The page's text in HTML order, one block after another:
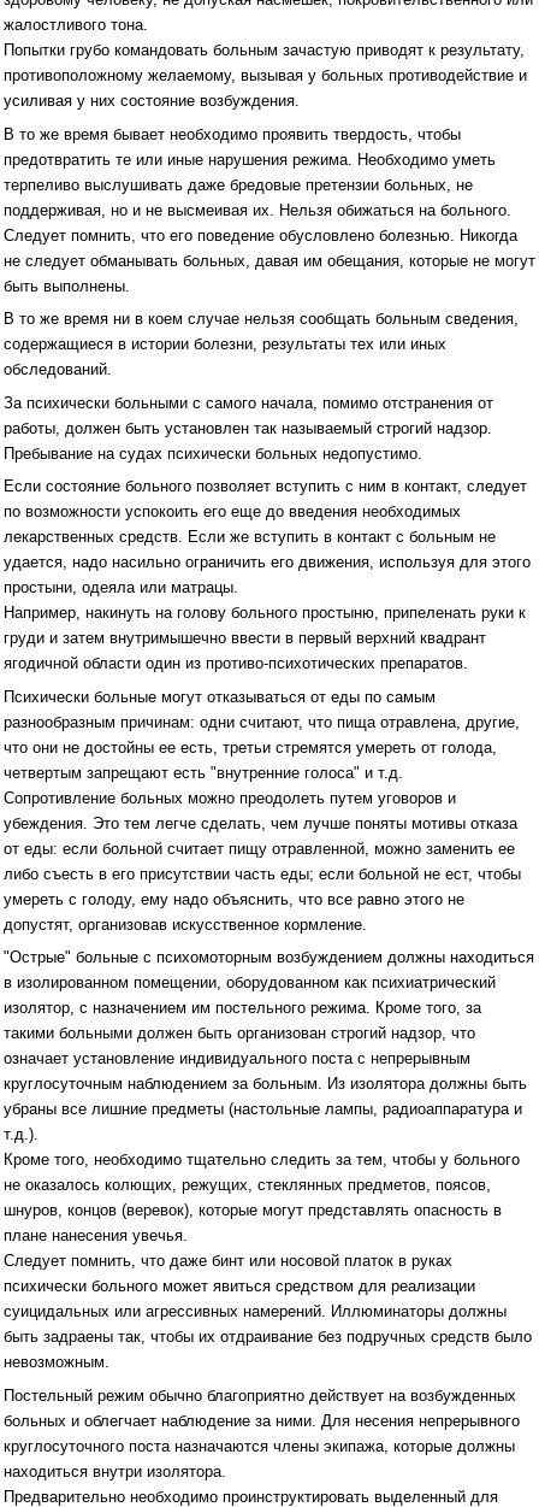
жалостливого тона.
Попытки грубо командовать больным зачастую приводят к результату,
противоположному желаемому, вызывая у больных противодействие и
усиливая у них состояние возбуждения.
В то же время бывает необходимо проявить твердость, чтобы
предотвратить те или иные нарушения режима. Необходимо уметь
терпеливо выслушивать даже бредовые претензии больных, не
поддерживая, но и не высмеивая их. Нельзя обижаться на больного.
Следует помнить, что его поведение обусловлено болезнью. Никогда
не следует обманывать больных, давая им обещания, которые не могут
быть выполнены.
В то же время ни в коем случае нельзя сообщать больным сведения,
содержащиеся в истории болезни, результаты тех или иных
обследований.
За психически больными с самого начала, помимо отстранения от
работы, должен быть установлен так называемый строгий надзор.
Пребывание на судах психически больных недопустимо.
Если состояние больного позволяет вступить с ним в контакт, следует
по возможности успокоить его еще до введения необходимых
лекарственных средств. Если же вступить в контакт с больным не
удается, надо насильно ограничить его движения, используя для этого
простыни, одеяла или матрацы.
Например, накинуть на голову больного простыню, припеленать руки к
груди и затем внутримышечно ввести в первый верхний квадрант
ягодичной области один из противо-психотических препаратов.
Психически больные могут отказываться от еды по самым
разнообразным причинам: одни считают, что пища отравлена, другие,
что они не достойны ее есть, третьи стремятся умереть от голода,
четвертым запрещают есть "внутренние голоса" и т.д.
Сопротивление больных можно преодолеть путем уговоров и
убеждения. Это тем легче сделать, чем лучше поняты мотивы отказа
от еды: если больной считает пищу отравленной, можно заменить ее
либо съесть в его присутствии часть еды; если больной не ест, чтобы
умереть с голоду, ему надо объяснить, что все равно этого не
допустят, организовав искусственное кормление.
"Острые" больные с психомоторным возбуждением должны находиться
в изолированном помещении, оборудованном как психиатрический
изолятор, с назначением им постельного режима. Кроме того, за
такими больными должен быть организован строгий надзор, что
означает установление индивидуального поста с непрерывным
круглосуточным наблюдением за больным. Из изолятора должны быть
убраны все лишние предметы (настольные лампы, радиоаппаратура и
т.д.).
Кроме того, необходимо тщательно следить за тем, чтобы у больного
не оказалось колющих, режущих, стеклянных предметов, поясов,
шнуров, концов (веревок), которые могут представлять опасность в
плане нанесения увечья.
Следует помнить, что даже бинт или носовой платок в руках
психически больного может явиться средством для реализации
суицидальных или агрессивных намерений. Иллюминаторы должны
быть задраены так, чтобы их отдраивание без подручных средств было
невозможным.
Постельный режим обычно благоприятно действует на возбужденных
больных и облегчает наблюдение за ними. Для несения непрерывного
круглосуточного поста назначаются члены экипажа, которые должны
находиться внутри изолятора.
Предварительно необходимо проинструктировать выделенный для